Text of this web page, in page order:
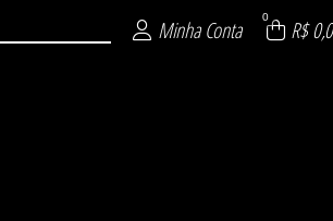
Minha Conta 0 R$